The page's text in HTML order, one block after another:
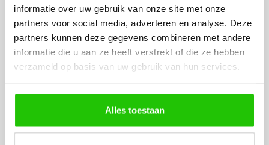
informatie over uw gebruik van onze site met onze
partners voor social media, adverteren en analyse. Deze
partners kunnen deze gegevens combineren met andere
informatie die u aan ze heeft verstrekt of die ze hebben
verzameld op basis van uw gebruik van hun services.
Alles toestaan
UIT DE SERIE JUST